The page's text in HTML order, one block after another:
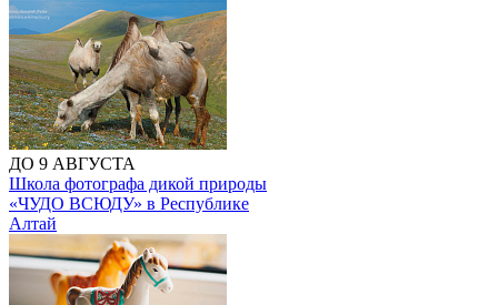
ДО 9 АВГУСТА
Школа фотографа дикой природы
«ЧУДО ВСЮДУ» в Республике
Алтай